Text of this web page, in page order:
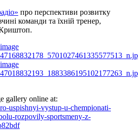
про перспективи розвитку
команди та їхній тренер,
gallery online at:
uspishnyi-vystup-u-chempionati-
rozpovily-sportsmeny-z-